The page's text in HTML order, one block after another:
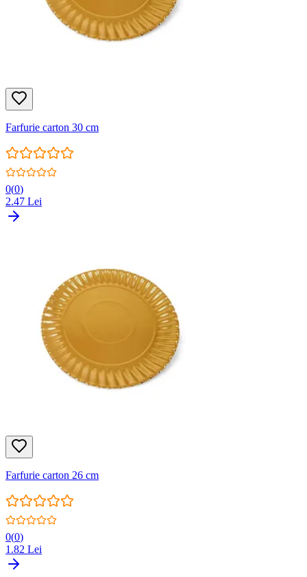
Farfurie carton 30 cm
0(0)
2.47 Lei
Farfurie carton 26 cm
0(0)
1.82 Lei